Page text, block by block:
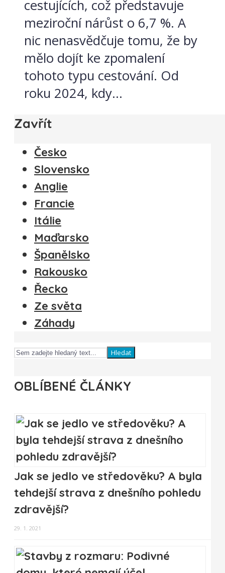
cestujících, což představuje
meziroční nárůst o 6,7 %. A
nic nenasvědčuje tomu, že by
mělo dojít ke zpomalení
tohoto typu cestování. Od
roku 2024, kdy...
Zavřít
Česko
Slovensko
Anglie
Francie
Itálie
Maďarsko
Španělsko
Rakousko
Řecko
Ze světa
Záhady
Hledat
OBLÍBENÉ ČLÁNKY
Jak se jedlo ve středověku? A byla
tehdejší strava z dnešního pohledu
zdravější?
29. 1. 2021